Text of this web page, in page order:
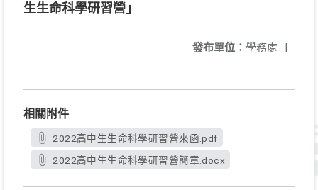
生生命科學研習營」
發布單位： 學務處 |
相關附件
2022高中生生命科學研習營來函.pdf
2022高中生生命科學研習營簡章.docx